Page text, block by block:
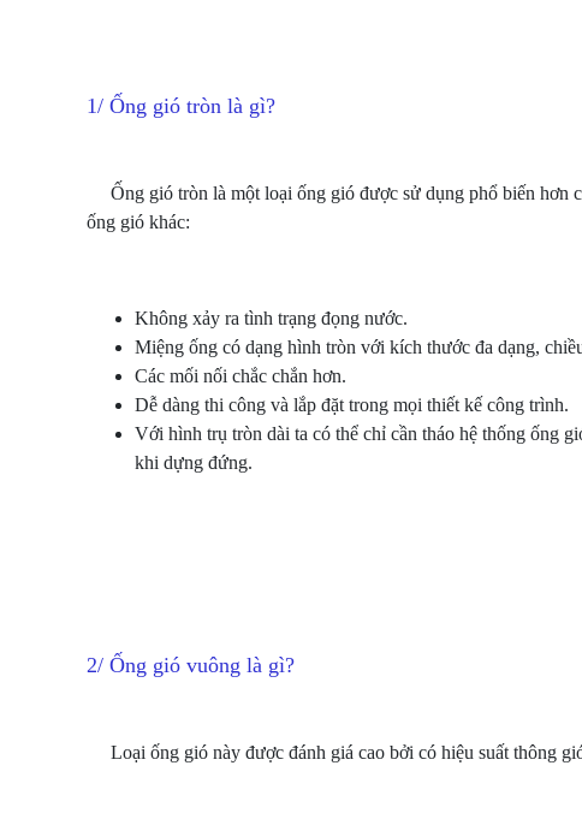
1/ Ống gió tròn là gì?
Ống gió tròn là một loại ống gió được sử dụng phổ biến hơn
ống gió khác:
Không xảy ra tình trạng đọng nước.
Miệng ống có dạng hình tròn với kích thước đa dạng,
Các mối nối chắc chắn hơn.
Dễ dàng thi công và lắp đặt trong mọi thiết kế công trình.
Với hình trụ tròn dài ta có thể chỉ cần tháo hệ thống ống
khi dựng đứng.
2/ Ống gió vuông là gì?
Loại ống gió này được đánh giá cao bởi có hiệu suất thông